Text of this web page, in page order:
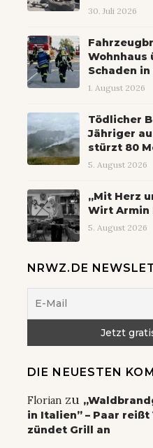
30. Juli 2026
Wohnhaus
Schaden
1. August 2026
Tödlicher
Jähriger
stürzt 80
5. August 2026
„Mit Herz
Wirt Armin
5. August 2026
NRWZ.DE
DIE NEUESTEN
Florian zu
in Italien” – Paar
zündet Grill an